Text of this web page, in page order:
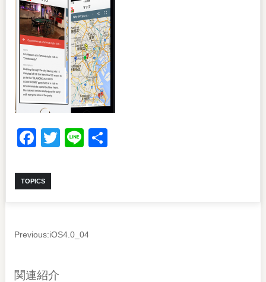
Facebook
Twitter
Line共
TOPICS
Previous:iOS4.0_04
関連紹介